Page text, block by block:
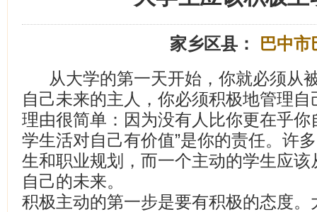
家乡区县：
巴中市
从大学的第一天开始，你就必须从
自己未来的主人，你必须积极地管理
理由很简单：因为没有人比你更在乎你
学生活对自己有价值”是你的责任。许
生和职业规划，而一个主动的学生应
自己的未来。
积极主动的第一步是要有积极的态度。